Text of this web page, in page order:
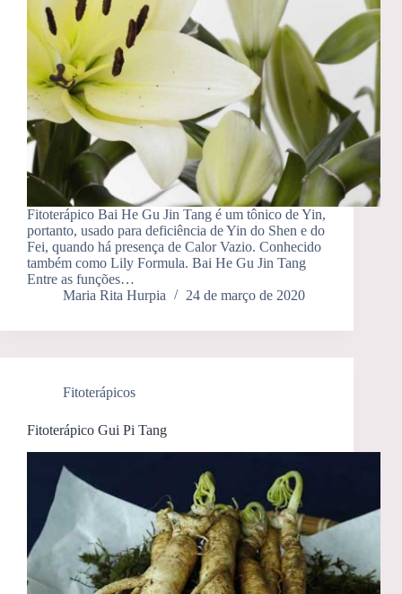
Fitoterápico Bai He Gu Jin Tang é um tônico de Yin,
portanto, usado para deficiência de Yin do Shen e do
Fei, quando há presença de Calor Vazio. Conhecido
também como Lily Formula. Bai He Gu Jin Tang
Entre as funções…
Maria Rita Hurpia
24 de março de 2020
Fitoterápicos
Fitoterápico Gui Pi Tang